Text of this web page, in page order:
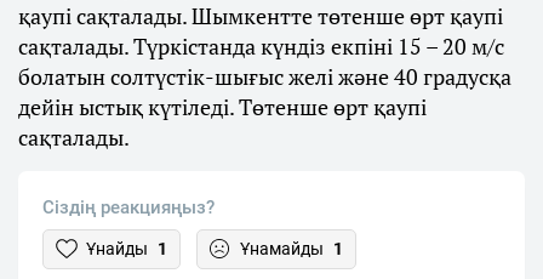
қаупі сақталады. Шымкентте төтенше өрт қаупі
сақталады. Түркістанда күндіз екпіні 15 – 20 м/с
болатын солтүстік-шығыс желі және 40 градусқа
дейін ыстық күтіледі. Төтенше өрт қаупі
сақталады.
Сіздің реакцияңыз?
Ұнайды 1 Ұнамайды 1